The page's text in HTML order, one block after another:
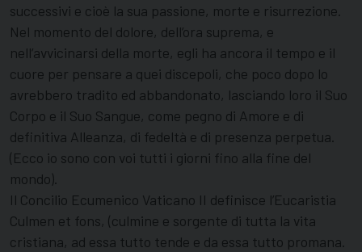
successivi e cioè la sua passione, morte e risurrezione.
Nel momento del dolore, dell’ora suprema, e
nell’avvicinarsi della morte, egli ha ancora il tempo e il
cuore per pensare a quei discepoli, che poco dopo lo
avrebbero tradito ed abbandonato, lasciando loro il Suo
Corpo e il Suo Sangue, come pegno di Amore e di
definitiva Alleanza, di fedeltà e di presenza perpetua.
(Ecco io sono con voi tutti i giorni fino alla fine del
mondo).
Il Concilio Ecumenico Vaticano II definisce l’Eucaristia
Culmen et fons, (culmine e sorgente di tutta la vita
cristiana, ad essa tutto tende e da essa tutto promana.